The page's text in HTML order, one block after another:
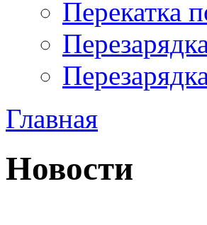
Перекатка
Главная
Новости